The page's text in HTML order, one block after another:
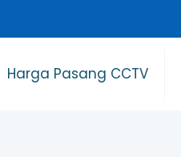
Harga Pasang CCTV